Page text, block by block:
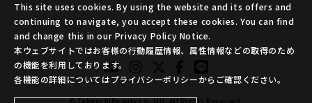
© TakeuchiBeauty co.,ltd. All Rights Reserved.
This site uses cookies. By using the website and its offers and
continuing to navigate, you accept these cookies. You can find
and change this in our Privacy Policy Notice.
本ウェブサイトではお客様の行動履歴情報、属性情報などの取得のため
の機能を利用しております。
各機能の詳細についてはプライバシーポリシーからご確認ください。